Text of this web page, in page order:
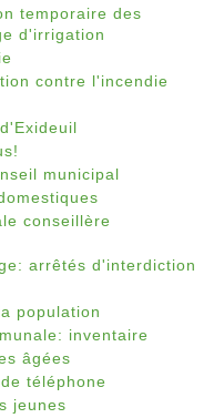
temporaire des
d'irrigation
contre l'incendie
municipal
conseillère
arrêtés d'interdiction
population
inventaire
âgées
téléphone
jeunes